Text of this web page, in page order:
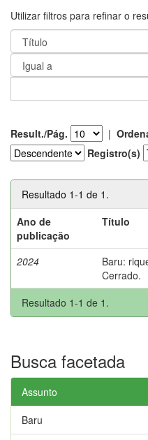
Utilizar filtros para refinar o
Result./Pág. |
Registro(s)
Resultado 1-1 de 1.
Ano de
publicação
Título
2024
Baru:
Cerrado.
Resultado 1-1 de 1.
Busca facetada
Assunto
Baru